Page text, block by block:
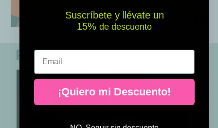
Perfecto para conjuntar
Suscríbete y llévate un
15% ​​ de descuento
Email
¡Quiero mi Descuento!